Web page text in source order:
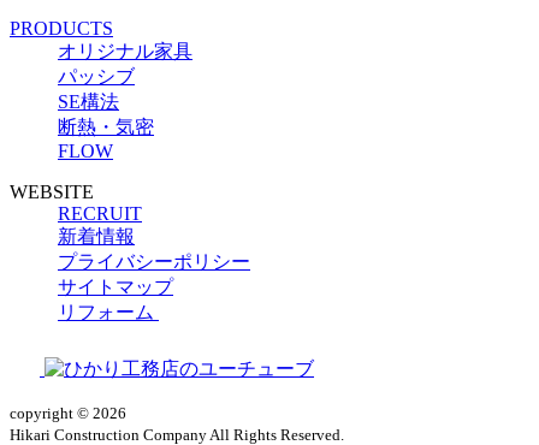
PRODUCTS
オリジナル家具
パッシブ
SE構法
断熱・気密
FLOW
WEBSITE
RECRUIT
新着情報
プライバシーポリシー
サイトマップ
リフォーム
copyright © 2026
Hikari Construction Company All Rights Reserved.